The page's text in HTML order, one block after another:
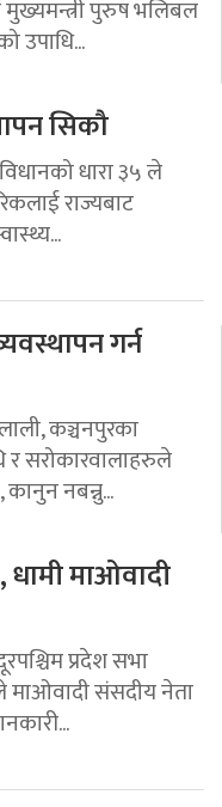
पुरुष भलिबल
उपाधि...
सिकौ
धारा ३५ ले
राज्यबाट
गर्न
कञ्चनपुरका
र सरोकारवालाहरुले
नबन्नु...
धामी माओवादी
प्रदेश सभा
संसदीय नेता